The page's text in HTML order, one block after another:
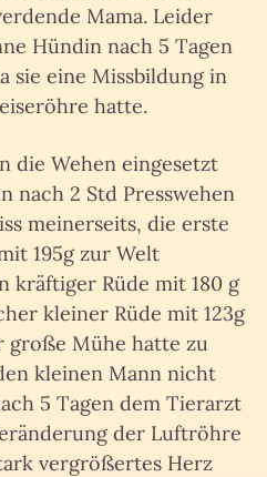
Mama. Leider
Hündin nach 5 Tagen
sie eine Missbildung in
hatte.
die Wehen eingesetzt
nach 2 Std Presswehen
meinerseits, die erste
195g zur Welt
kräftiger Rüde mit 180 g
kleiner Rüde mit 123g
große Mühe hatte zu
kleinen Mann nicht
5 Tagen dem Tierarzt
der Luftröhre
vergrößertes Herz